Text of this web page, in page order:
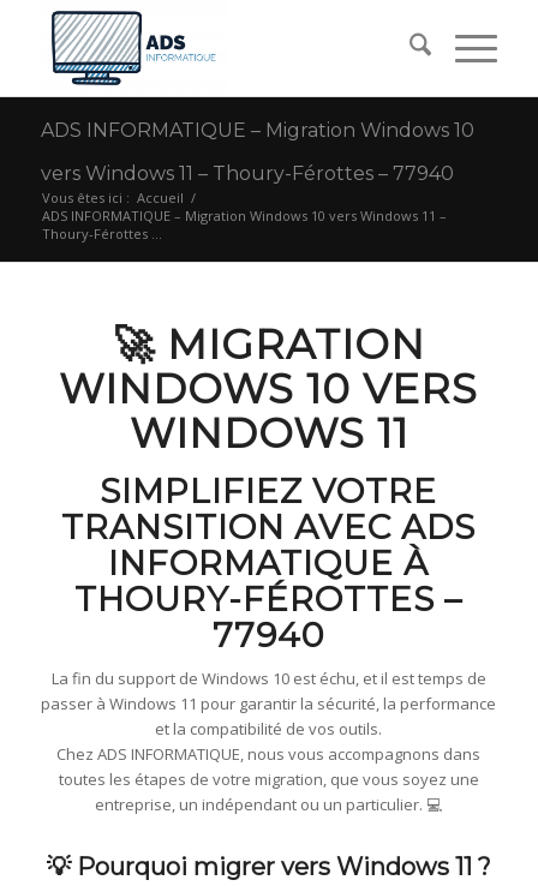
ADS INFORMATIQUE – Migration Windows 10
vers Windows 11 – Thoury-Férottes – 77940
Vous êtes ici : Accueil /
ADS INFORMATIQUE – Migration Windows 10 vers Windows 11 –
Thoury-Férottes ...
🚀 MIGRATION
WINDOWS 10 VERS
WINDOWS 11
SIMPLIFIEZ VOTRE
TRANSITION AVEC ADS
INFORMATIQUE À
THOURY-FÉROTTES –
77940
La fin du support de Windows 10 est échu, et il est temps de
passer à Windows 11 pour garantir la sécurité, la performance
et la compatibilité de vos outils.
Chez ADS INFORMATIQUE, nous vous accompagnons dans
toutes les étapes de votre migration, que vous soyez une
entreprise, un indépendant ou un particulier. 💻
💡 Pourquoi migrer vers Windows 11 ?